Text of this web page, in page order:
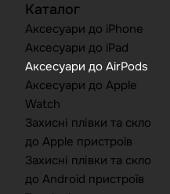
Каталог
Аксесуари до iPhone
Аксесуари до iPad
Аксесуари до AirPods
Аксесуари до Apple
Watch
Захисні плівки та скло
до Apple пристроїв
Захисні плівки та скло
до Android пристроїв